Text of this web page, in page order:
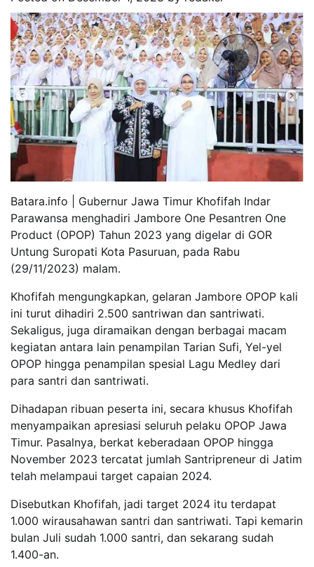
Batara.info | Gubernur Jawa Timur Khofifah Indar
Parawansa menghadiri Jambore One Pesantren One
Product (OPOP) Tahun 2023 yang digelar di GOR
Untung Suropati Kota Pasuruan, pada Rabu
(29/11/2023) malam.
Khofifah mengungkapkan, gelaran Jambore OPOP kali
ini turut dihadiri 2.500 santriwan dan santriwati.
Sekaligus, juga diramaikan dengan berbagai macam
kegiatan antara lain penampilan Tarian Sufi, Yel-yel
OPOP hingga penampilan spesial Lagu Medley dari
para santri dan santriwati.
Dihadapan ribuan peserta ini, secara khusus Khofifah
menyampaikan apresiasi seluruh pelaku OPOP Jawa
Timur. Pasalnya, berkat keberadaan OPOP hingga
November 2023 tercatat jumlah Santripreneur di Jatim
telah melampaui target capaian 2024.
Disebutkan Khofifah, jadi target 2024 itu terdapat
1.000 wirausahawan santri dan santriwati. Tapi kemarin
bulan Juli sudah 1.000 santri, dan sekarang sudah
1.400-an.